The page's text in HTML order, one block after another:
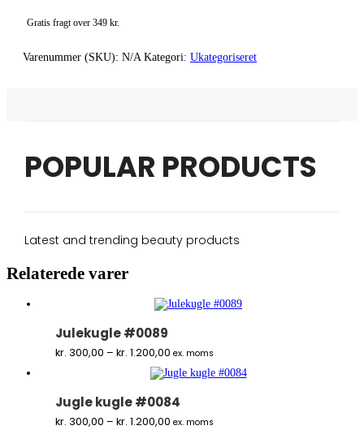
Gratis fragt over 349 kr.
Varenummer (SKU): N/A Kategori: Ukategoriseret
POPULAR PRODUCTS
Latest and trending beauty products
Relaterede varer
Julekugle #0089
kr. 300,00 – kr. 1.200,00Prisinterval:
til
kr. 1.200,00
ex. moms
Jugle kugle #0084
kr. 300,00 – kr. 1.200,00Prisinterval:
ex. moms